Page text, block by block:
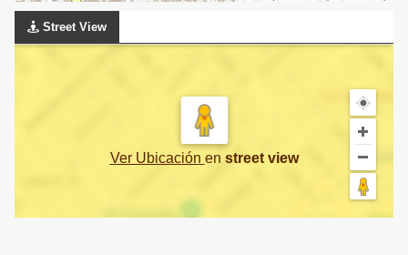
Street View
Ver Ubicación en street view